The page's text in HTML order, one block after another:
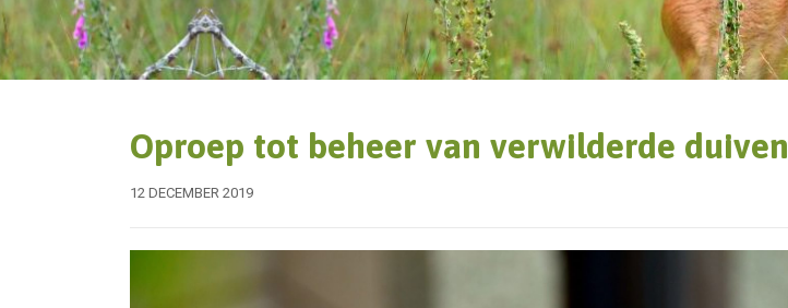
Oproep tot beheer van verwilderde duiven
12 DECEMBER 2019